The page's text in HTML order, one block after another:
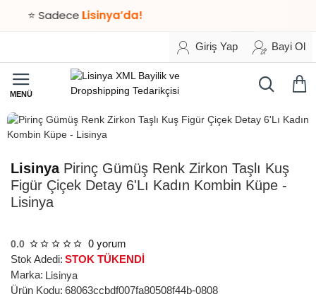
⭐ SadeceLisinya’da!
Giriş Yap Bayi Ol
STOK TÜKENDİ
LisinyaPirinç Gümüş Renk Zirkon Taşlı Kuş
Figür Çiçek Detay 6'Lı Kadın Kombin Küpe -
Lisinya
0.0 0 yorum
Stok Adedi: STOK TÜKENDİ
Marka: Lisinya
Ürün Kodu: 68063ccbdf007fa80508f44b-0808